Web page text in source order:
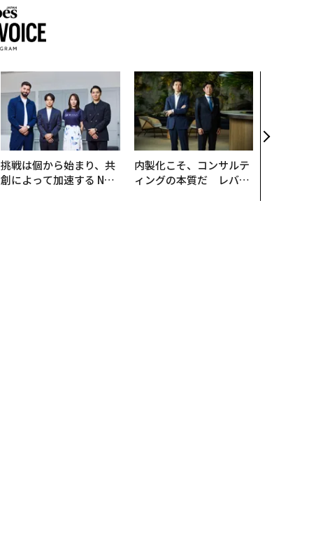
挑戦は個から始まり、共
創によって加速する NOR
内製化こそ、コンサルテ
ィングの本質だ レバレ